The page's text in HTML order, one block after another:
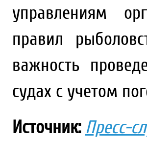
управлениям
правил
важность
судах с учетом
Источник: Пресс-